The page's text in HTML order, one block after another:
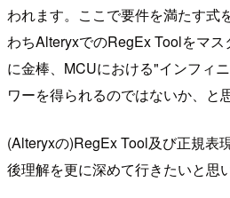
われます。ここで要件を満たす式
わちAlteryxでのRegEx Toolをマ
に金棒、MCUにおける"インフィ
ワーを得られるのではないか、と
(Alteryxの)RegEx Tool及び正規表
後理解を更に深めて行きたいと思